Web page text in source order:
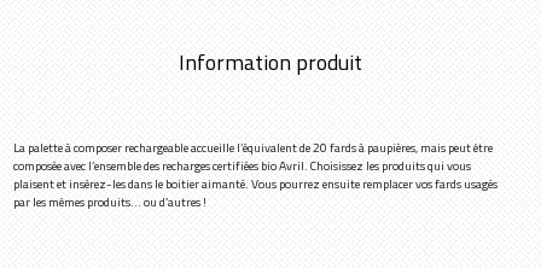
Information produit
La palette à composer rechargeable accueille l’équivalent de 20 fards à paupières, mais peut être
composée avec l’ensemble des recharges certifiées bio Avril. Choisissez les produits qui vous
plaisent et insérez-les dans le boitier aimanté. Vous pourrez ensuite remplacer vos fards usagés
par les mêmes produits... ou d’autres !